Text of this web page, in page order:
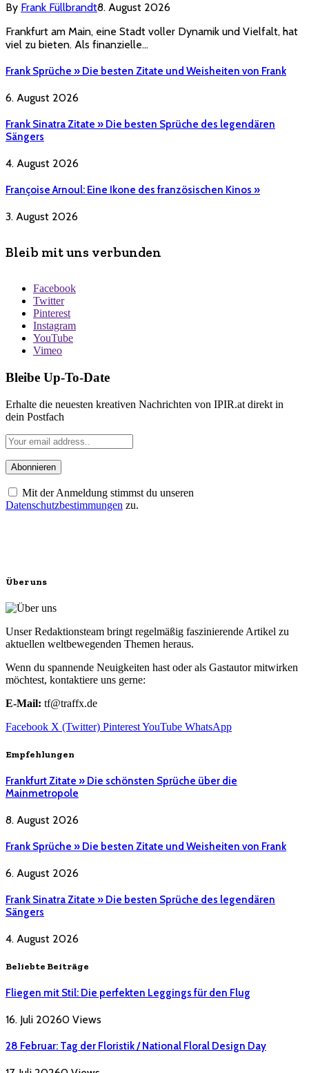
By Frank Füllbrandt8. August 2026
Frankfurt am Main, eine Stadt voller Dynamik und Vielfalt, hat
viel zu bieten. Als finanzielle…
Frank Sprüche » Die besten Zitate und Weisheiten von Frank
6. August 2026
Frank Sinatra Zitate » Die besten Sprüche des legendären
Sängers
4. August 2026
Françoise Arnoul: Eine Ikone des französischen Kinos »
3. August 2026
Bleib mit uns verbunden
Facebook
Twitter
Pinterest
Instagram
YouTube
Vimeo
Bleibe Up-To-Date
Erhalte die neuesten kreativen Nachrichten von IPIR.at direkt in
dein Postfach
Mit der Anmeldung stimmst du unseren
Datenschutzbestimmungen zu.
Über uns
Unser Redaktionsteam bringt regelmäßig faszinierende Artikel zu
aktuellen weltbewegenden Themen heraus.
Wenn du spannende Neuigkeiten hast oder als Gastautor mitwirken
möchtest, kontaktiere uns gerne:
E-Mail: tf@traffx.de
Facebook X (Twitter) PinterestYouTube WhatsApp
Empfehlungen
Frankfurt Zitate » Die schönsten Sprüche über die
Mainmetropole
8. August 2026
Frank Sprüche » Die besten Zitate und Weisheiten von Frank
6. August 2026
Frank Sinatra Zitate » Die besten Sprüche des legendären
Sängers
4. August 2026
Beliebte Beiträge
Fliegen mit Stil: Die perfekten Leggings für den Flug
16. Juli 20260 Views
28 Februar: Tag der Floristik / National Floral Design Day